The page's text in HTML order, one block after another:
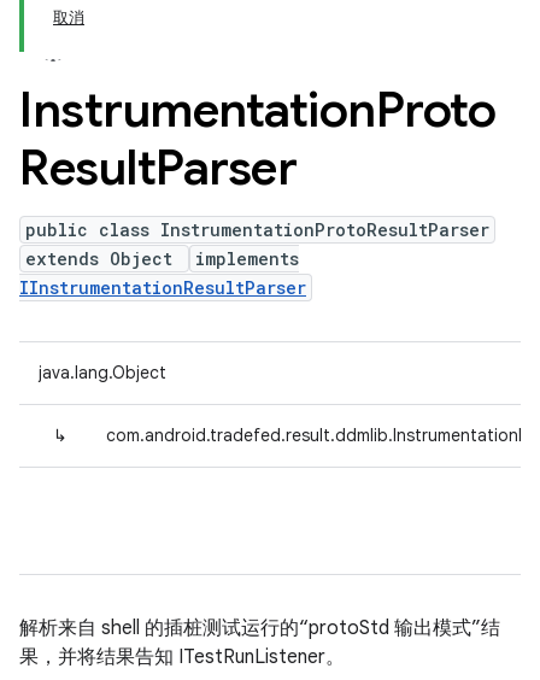
取消
InstrumentationProto
ResultParser
public class InstrumentationProtoResultParser
extends Object
implements
IInstrumentationResultParser
java.lang.Object
↳
解析来自 shell 的插桩测试运行的“protoStd 输出模式”结
果，并将结果告知 ITestRunListener。